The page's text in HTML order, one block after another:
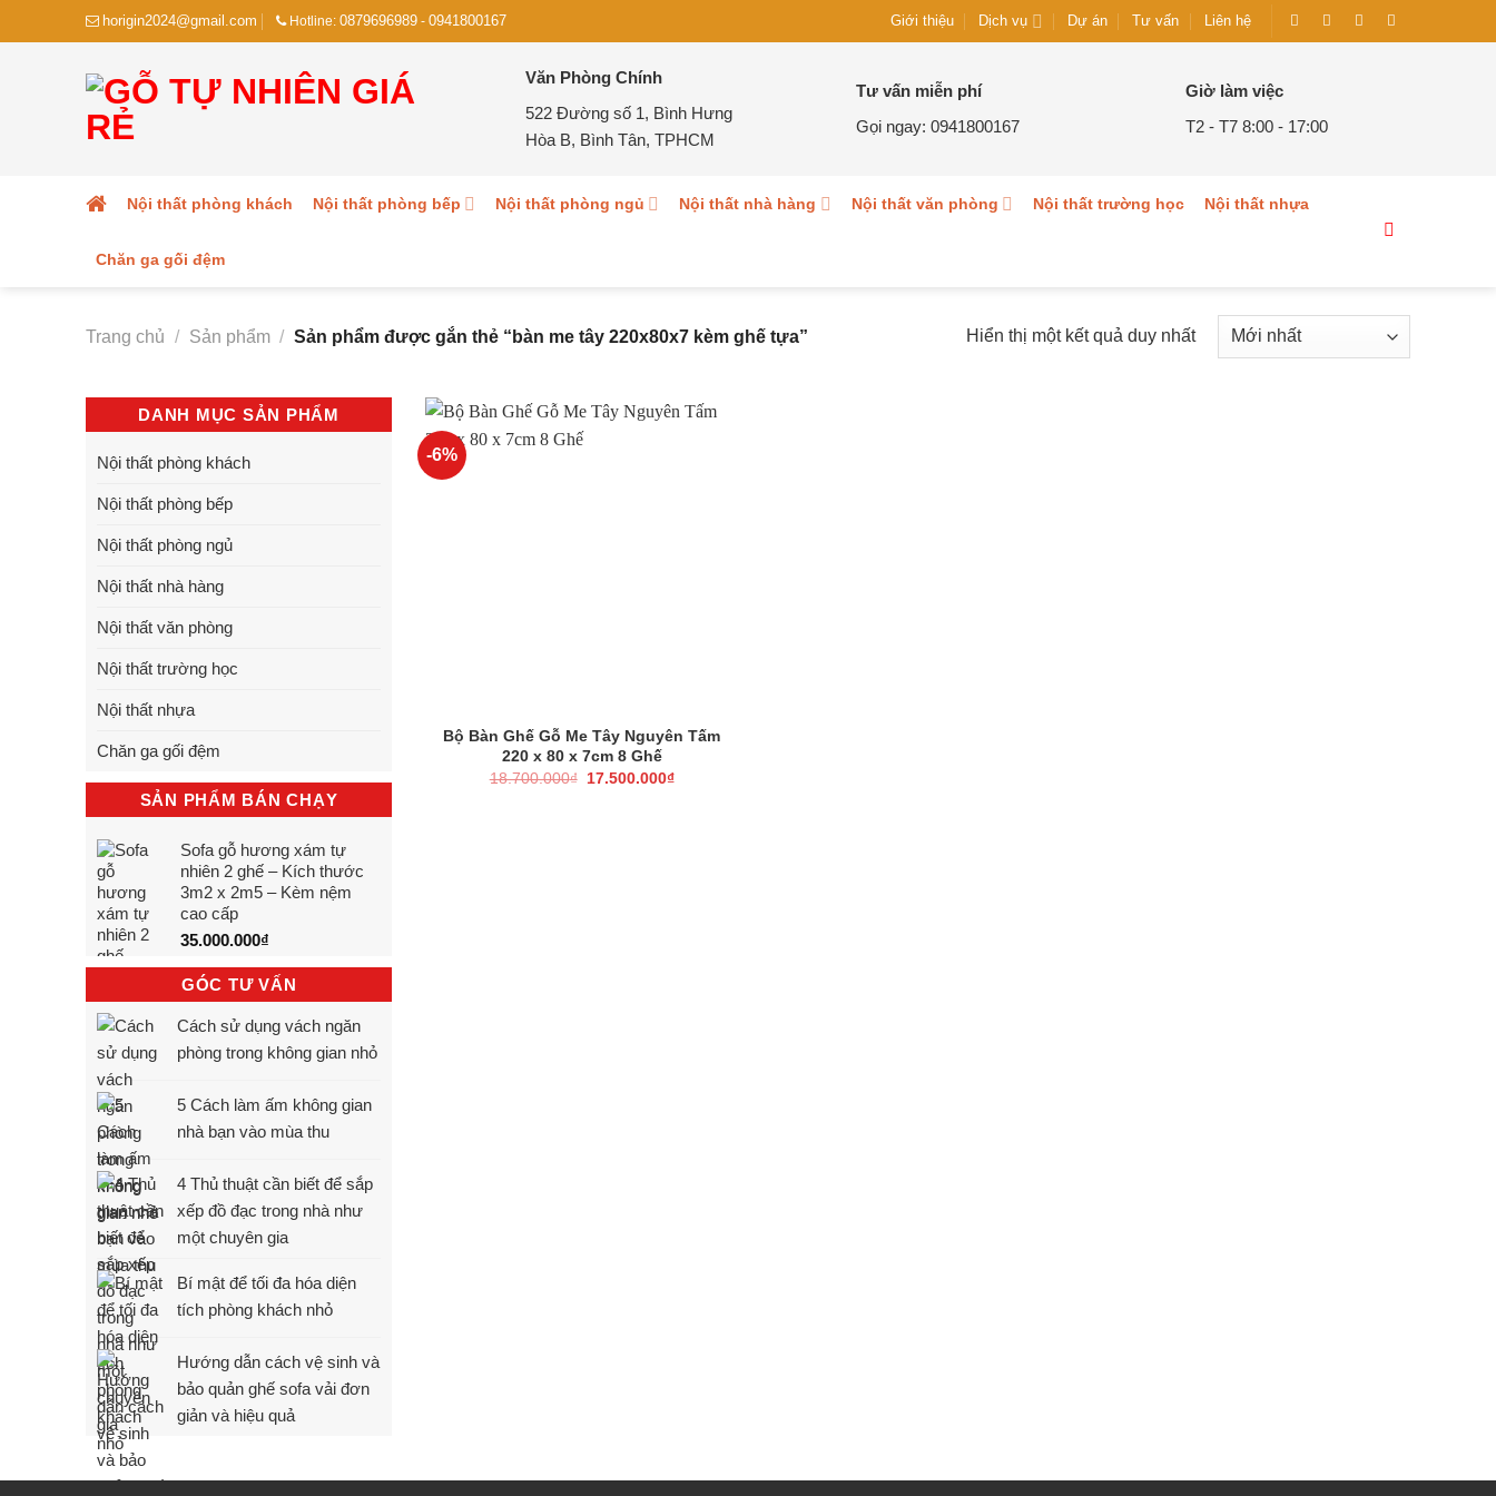
to
horigin2024@gmail.com Hotline: 0879696989- 0941800167 Giới thiệu Dịch vụ Dự án Tư vấn Liên hệ
Văn Phòng Chính
522 Đường số 1, Bình Hưng
Hòa B, Bình Tân, TPHCM
Tư vấn miễn phí
Gọi ngay: 0941800167
Giờ làm việc
T2 - T7 8:00 - 17:00
Nội thất phòng khách Nội thất phòng bếp Nội thất phòng ngủ Nội thất nhà hàng Nội thất văn phòng Nội thất trường học Nội thất nhựa
Chăn ga gối đệm
Trang chủ / Sản phẩm / Sản phẩm được gắn thẻ “bàn me tây 220x80x7 kèm ghế tựa” Hiển thị một kết quả duy nhất
DANH MỤC SẢN PHẨM
Nội thất phòng khách
Nội thất phòng bếp
Nội thất phòng ngủ
Nội thất nhà hàng
Nội thất văn phòng
Nội thất trường học
Nội thất nhựa
Chăn ga gối đệm
SẢN PHẨM BÁN CHẠY
Sofa gỗ hương xám tự
nhiên 2 ghế – Kích thước
3m2 x 2m5 – Kèm nệm
cao cấp
35.000.000₫
GÓC TƯ VẤN
Cách sử dụng vách ngăn
phòng trong không gian nhỏ
5 Cách làm ấm không gian
nhà bạn vào mùa thu
4 Thủ thuật cần biết để sắp
xếp đồ đạc trong nhà như
một chuyên gia
Bí mật để tối đa hóa diện
tích phòng khách nhỏ
Hướng dẫn cách vệ sinh và
bảo quản ghế sofa vải đơn
giản và hiệu quả
-6%
Bộ Bàn Ghế Gỗ Me Tây Nguyên Tấm
220 x 80 x 7cm 8 Ghế
18.700.000₫ Giá
17.500.000₫Giá